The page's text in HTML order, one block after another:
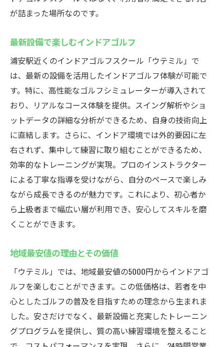
駅近で気軽に始めるインドアゴルフ
インドアゴルフの利便性とウテミルの24時間営
ウテミルの24時間営業がもたらす利点
インドアの利便性とウテミルの柔軟性
時間に縛られないゴルフライフの実現
24時間体制がもたらす新しいゴルフ体験
インドアゴルフの進化を体感するウテミル
が詰まった場所なのです。
最新設備で楽しむインドアゴルフ
浦安駅近くのインドアゴルフスクール「ウテミル」で
は、最新の設備を活用したインドアゴルフ体験が可能で
す。特に、高性能なゴルフシミュレーターが導入されて
おり、リアルなコース体験を提供。スイング解析やショ
ットデータの詳細な分析ができるため、自身の技術向上
に直結します。さらに、インドア環境では外的要因に左
右されず、集中して練習に取り組むことができるため、
効率的なトレーニングが実現。プロのインストラクター
による丁寧な指導を受けながら、自分のペースで楽しみ
ながら成長できるのが魅力です。これにより、初心者か
ら上級者まで幅広い層が利用でき、安心してスキルを磨
くことができます。
地域最安値の理由とその価値
「ウテミル」では、地域最安値の5000円からインドアゴ
ルフを楽しむことができます。この低価格は、若者を中
心としたゴルフの普及を目指すための理念から生まれま
した。安さだけでなく、最新設備と充実したトレーニン
グプログラムを提供し、質の高い練習環境を整えること